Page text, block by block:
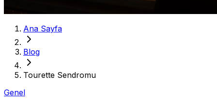
Ana Sayfa
Blog
Tourette Sendromu
Genel